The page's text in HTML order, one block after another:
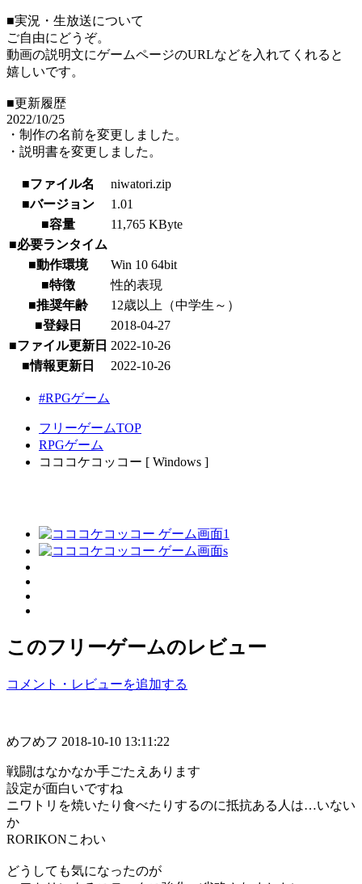
■実況・生放送について
ご自由にどうぞ。
動画の説明文にゲームページのURLなどを入れてくれると
嬉しいです。
■更新履歴
2022/10/25
・制作の名前を変更しました。
・説明書を変更しました。
■ファイル名
niwatori.zip
■バージョン
1.01
■容量
11,765 KByte
■必要ランタイム
■動作環境
Win 10 64bit
■特徴
性的表現
■推奨年齢
12歳以上（中学生～）
■登録日
2018-04-27
■ファイル更新日 2022-10-26
■情報更新日
2022-10-26
#RPGゲーム
フリーゲームTOP
RPGゲーム
コココケコッコー [ Windows ]
このフリーゲームのレビュー
コメント・レビューを追加する
めフめフ 2018-10-10 13:11:22
戦闘はなかなか手ごたえあります
設定が面白いですね
ニワトリを焼いたり食べたりするのに抵抗ある人は…いない
か
RORIKONこわい
どうしても気になったのが